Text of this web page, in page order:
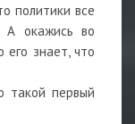
политики все
А окажись во
его знает, что
такой первый